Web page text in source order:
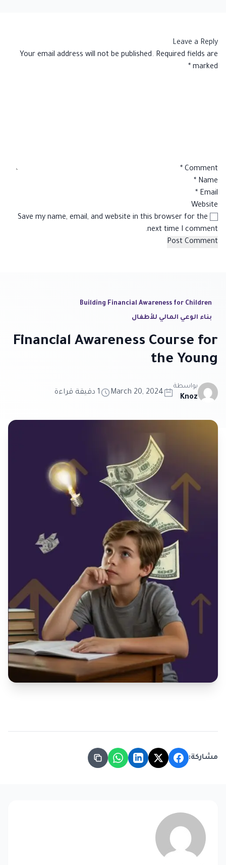
Leave a Reply
Your email address will not be published. Required fields are
marked
*
Comment
*
Name
*
Email
*
Website
Save my name, email, and website in this browser for the
next time I comment.
Building Financial Awareness for Children
بناء الوعي المالي للأطفال
Financial Awareness Course for
the Young
بواسطة
Knoz
March 20, 2024 1 دقيقة قراءة
مشاركة: